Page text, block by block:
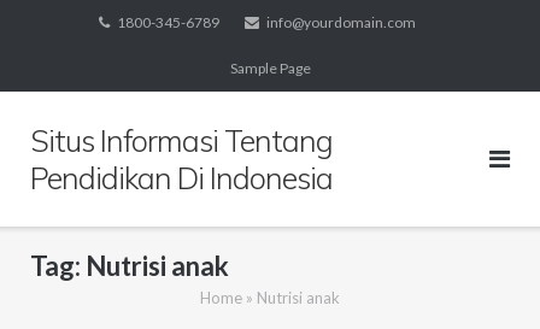
1800-345-6789 info@yourdomain.com
Sample Page
Situs Informasi Tentang
Pendidikan Di Indonesia
Tag: Nutrisi anak
Home » Nutrisi anak